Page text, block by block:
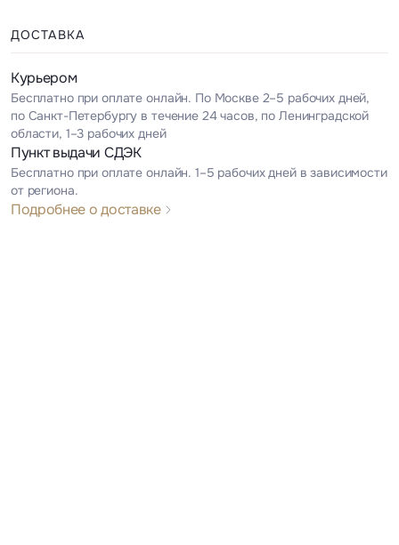
ДОСТАВКА
Курьером
Бесплатно при оплате онлайн. По Москве 2–5 рабочих дней,
по Санкт-Петербургу в течение 24 часов, по Ленинградской
области, 1–3 рабочих дней
Пункт выдачи СДЭК
Бесплатно при оплате онлайн. 1–5 рабочих дней в зависимости
от региона.
Подробнее о доставке